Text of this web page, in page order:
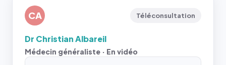
CA Téléconsultation
Dr Christian Albareil
Médecin généraliste · En vidéo